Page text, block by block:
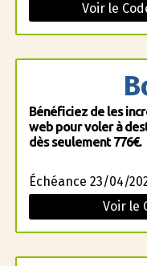
Voir le
Bénéficiez de les
web pour voler à
dès seulement 776€.
Échéance 23/04/
Voir le